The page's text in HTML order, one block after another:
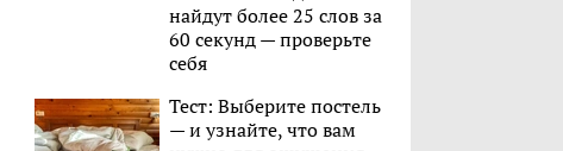
найдут более 25 слов за
60 секунд — проверьте
себя
Тест: Выберите постель
— и узнайте, что вам